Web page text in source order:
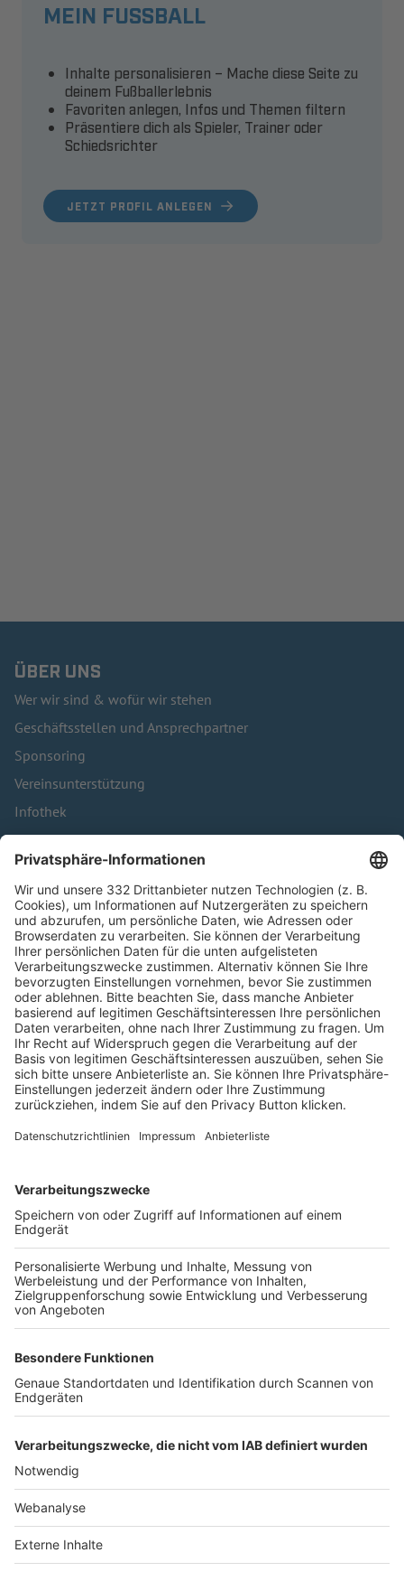
MEIN FUSSBALL
JETZT PROFIL ANLEGEN
Inhalte personalisieren – Mache diese Seite zu
deinem Fußballerlebnis
Favoriten anlegen, Infos und Themen filtern
Präsentiere dich als Spieler, Trainer oder
Schiedsrichter
ÜBER UNS
Wer wir sind & wofür wir stehen
Geschäftsstellen und Ansprechpartner
Sponsoring
Vereinsunterstützung
Infothek
Kontakt
HÄUFIG BESUCHTE SEITEN
Pässe und Vereinswechsel
Trainerausbildung
Schulungsangebot Vereinsmitarbeiter
BFV-Geschäftsstellen
Trainerbörse
Login SpielPlus
FOLGE DEM BFV
TOP-VEREINE
TOP-PARTNER
SFV DFB
Nutzungsbedingungen Datenschutz Impressum